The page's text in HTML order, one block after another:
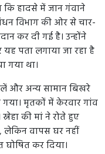
कि हादसे में जान गंवाने
विभाग की ओर से चार-
कर दी गई है। उन्होंने
पता लगाया जा रहा है
गया था।
और अन्य सामान बिखरे
मृतकों में केरवार गांव
की मां ने रोते हुए
लेकिन वापस घर नहीं
कर दिया।